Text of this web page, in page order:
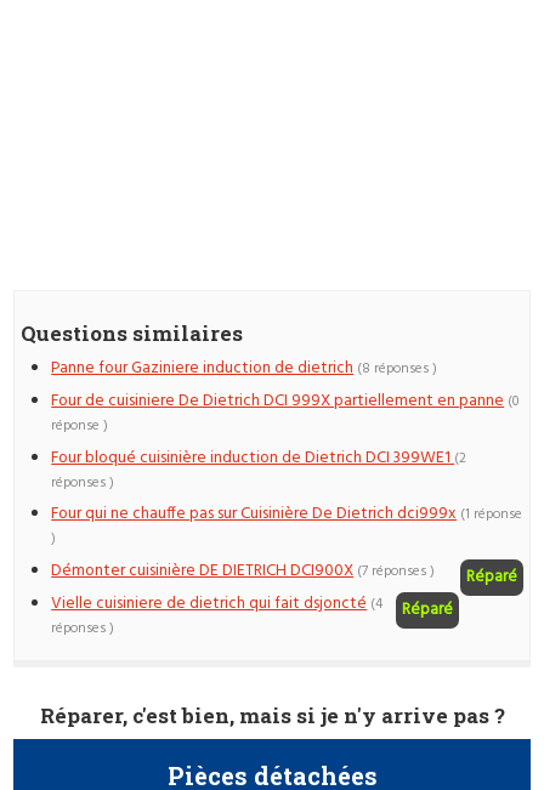
Questions similaires
Panne four Gaziniere induction de dietrich (8 réponses )
Four de cuisiniere De Dietrich DCI 999X partiellement en panne (0
réponse )
Four bloqué cuisinière induction de Dietrich DCI 399WE1(2
réponses )
Four qui ne chauffe pas sur Cuisinière De Dietrich dci999x (1 réponse
)
Démonter cuisinière DE DIETRICH DCI900X Réparé
(7 réponses )
Vielle cuisiniere de dietrich qui fait dsjoncté Réparé
(4
réponses )
Réparer, c'est bien, mais si je n'y arrive pas ?
Pièces détachées